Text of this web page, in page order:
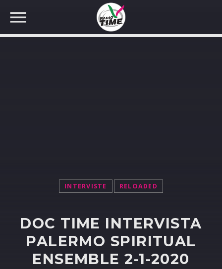
INTERVISTE RELOADED
DOC TIME INTERVISTA
PALERMO SPIRITUAL
ENSEMBLE 2-1-2020